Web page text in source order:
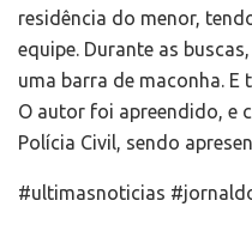
residência do menor,
equipe. Durante as
uma barra de maconha. E
O autor foi apreendido, e
Polícia Civil, sendo
#ultimasnoticias